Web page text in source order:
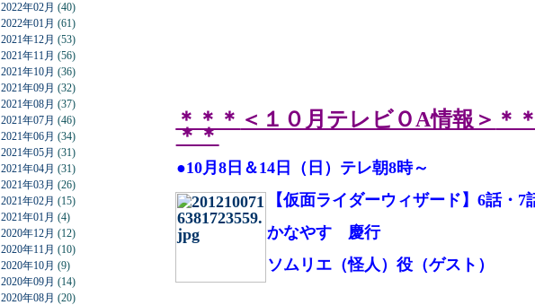
2022年02月 (40)
2022年01月 (61)
2021年12月 (53)
2021年11月 (56)
2021年10月 (36)
2021年09月 (32)
2021年08月 (37)
2021年07月 (46)
2021年06月 (34)
2021年05月 (31)
2021年04月 (31)
2021年03月 (26)
2021年02月 (15)
2021年01月 (4)
2020年12月 (12)
2020年11月 (10)
2020年10月 (9)
2020年09月 (14)
2020年08月 (20)
＊＊＊ ＜１０月テレビＯA情報＞ ＊
＊＊
●10月8日＆14日（日）テレ朝8時～
【仮面ライダーウィザード】6話・7
かなやす 慶行
ソムリエ（怪人）役（ゲスト）